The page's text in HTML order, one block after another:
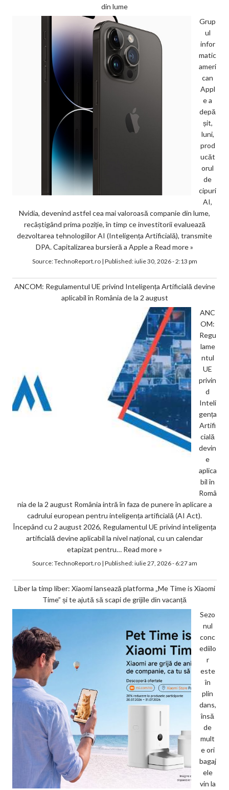
din lume
Grup
ul
infor
matic
ameri
can
Appl
e a
depă
șit,
luni,
prod
ucăt
orul
de
cipuri
AI,
Nvidia, devenind astfel cea mai valoroasă companie din lume,
recâștigând prima poziție, în timp ce investitorii evaluează
dezvoltarea tehnologiilor AI (Inteligența Artificială), transmite
DPA. Capitalizarea bursieră a Apple a Read more »
Source:TechnoReport.ro| Published:iulie 30, 2026 - 2:13 pm
ANCOM: Regulamentul UE privind Inteligența Artificială devine
aplicabil în România de la 2 august
ANC
OM:
Regu
lame
ntul
UE
privin
d
Inteli
gența
Artifi
cială
devin
e
aplica
bil în
Româ
nia de la 2 august România intră în faza de punere în aplicare a
cadrului european pentru inteligența artificială (AI Act).
Începând cu 2 august 2026, Regulamentul UE privind inteligența
artificială devine aplicabil la nivel național, cu un calendar
etapizat pentru… Read more »
Source:TechnoReport.ro| Published:iulie 27, 2026 - 6:27 am
Liber la timp liber: Xiaomi lansează platforma „Me Time is Xiaomi
Time” și te ajută să scapi de grijile din vacanță
Sezo
nul
conc
ediilo
r
este
în
plin
dans,
însă
de
mult
e ori
bagaj
ele
vin la